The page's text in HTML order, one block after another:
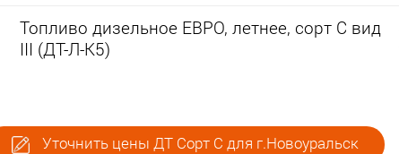
Топливо дизельное ЕВРО, летнее, сорт С вид
III (ДТ-Л-К5)
Уточнить цены ДТ Сорт С для г.Новоуральск